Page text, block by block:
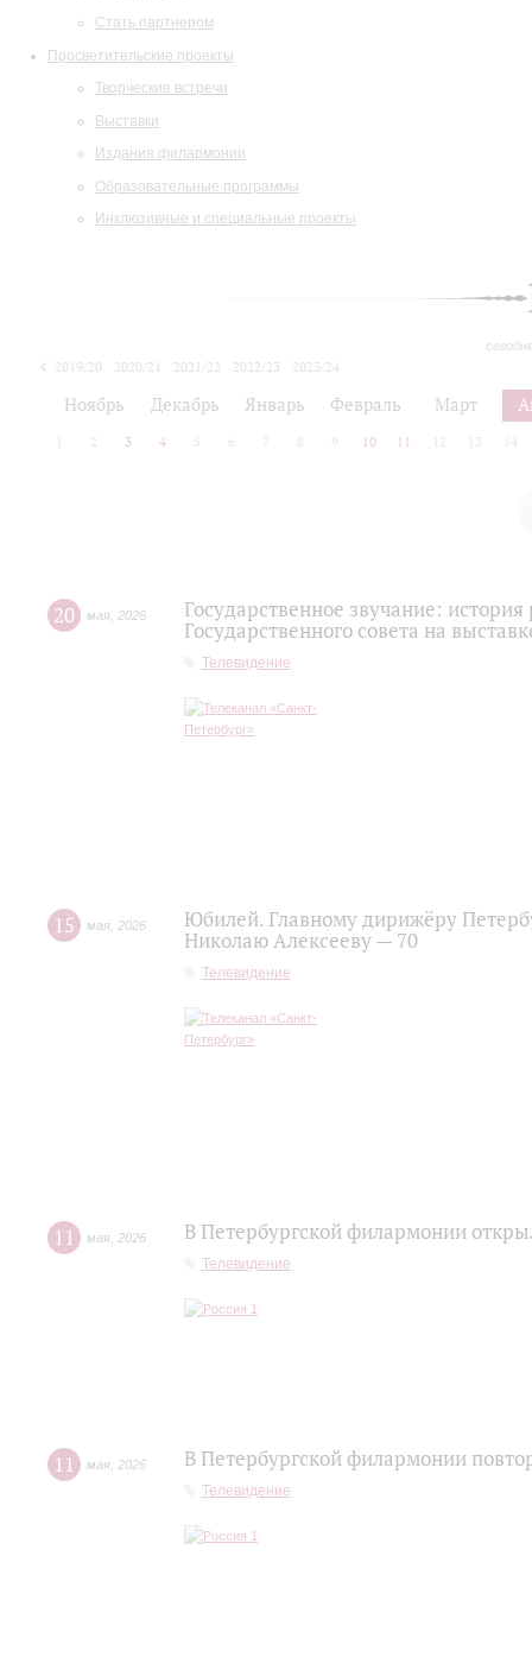
Стать партнером
Просветительские проекты
Творческие встречи
Выставки
Издания филармонии
Образовательные программы
Инклюзивные и специальные проекты
2019/20 2020/21 2021/22 2022/23
2023/24
Ноябрь Декабрь Январь Февраль Март
2 3 4 5 6 7 8 9 10 11 12 13 14
20 мая 2026
Государственное звучание:
Государственного совета на
Телевидение
15 мая 2026
Юбилей. Главному дирижёру
Николаю Алексееву — 70
Телевидение
11 мая 2026 В Петербургской филармонии
Телевидение
11 мая 2026 В Петербургской филармонии
Телевидение